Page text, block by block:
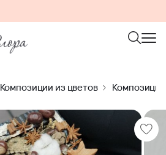
Композиции из цветов